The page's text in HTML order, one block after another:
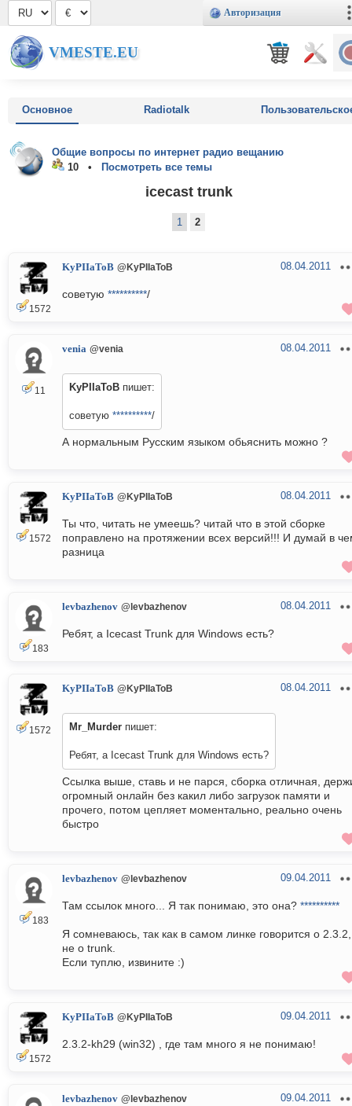
Авторизация
VMESTE.EU
Основное Radiotalk
Общие вопросы по интернет радио вещанию
10 •
Посмотреть все темы
icecast trunk
1 2
1572
KyPIIaToB @KyPIIaToB 08.04.2011
советую **********/
11
venia @venia 08.04.2011
KyPIIaToB пишет:
советую **********/
А нормальным Русским языком обьяснить можно ?
1572
KyPIIaToB @KyPIIaToB 08.04.2011
Ты что, читать не умеешь? читай что в этой сборке
поправлено на протяжении всех версий!!! И думай в
разница
183
levbazhenov @levbazhenov 08.04.2011
Ребят, а Icecast Trunk для Windows есть?
1572
KyPIIaToB @KyPIIaToB 08.04.2011
Mr_Murder пишет:
Ребят, а Icecast Trunk для Windows есть?
Ссылка выше, ставь и не парся, сборка отличная,
огромный онлайн без какил либо загрузок памяти и
прочего, потом цепляет моментально, реально очень
быстро
183
levbazhenov @levbazhenov 09.04.2011
Там ссылок много... Я так понимаю, это она? **********
Я сомневаюсь, так как в самом линке говорится о
не о trunk.
Если туплю, извините :)
1572
KyPIIaToB @KyPIIaToB 09.04.2011
2.3.2-kh29 (win32) , где там много я не понимаю!
levbazhenov @levbazhenov 09.04.2011